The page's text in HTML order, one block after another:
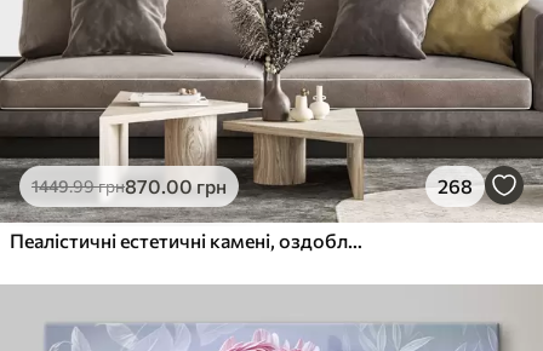
1449.99грн870.00 грн 268
Пеалістичні естетичні камені, оздоблення будинку, природне освітлення